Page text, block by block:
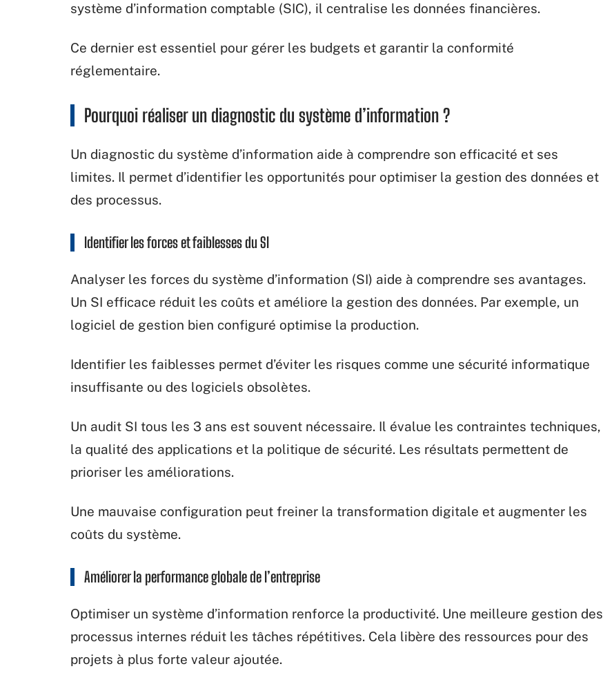
système d’information comptable (SIC), il centralise les données financières.
Ce dernier est essentiel pour gérer les budgets et garantir la conformité
réglementaire.
Pourquoi réaliser un diagnostic du système d’information ?
Un diagnostic du système d’information aide à comprendre son efficacité et ses
limites. Il permet d’identifier les opportunités pour optimiser la gestion des données et
des processus.
Identifier les forces et faiblesses du SI
Analyser les forces du système d’information (SI) aide à comprendre ses avantages.
Un SI efficace réduit les coûts et améliore la gestion des données. Par exemple, un
logiciel de gestion bien configuré optimise la production.
Identifier les faiblesses permet d’éviter les risques comme une sécurité informatique
insuffisante ou des logiciels obsolètes.
Un audit SI tous les 3 ans est souvent nécessaire. Il évalue les contraintes techniques,
la qualité des applications et la politique de sécurité. Les résultats permettent de
prioriser les améliorations.
Une mauvaise configuration peut freiner la transformation digitale et augmenter les
coûts du système.
Améliorer la performance globale de l’entreprise
Optimiser un système d’information renforce la productivité. Une meilleure gestion des
processus internes réduit les tâches répétitives. Cela libère des ressources pour des
projets à plus forte valeur ajoutée.